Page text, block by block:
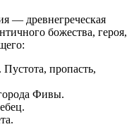
— древнегреческая
божества, героя,
пропасть,
Фивы.